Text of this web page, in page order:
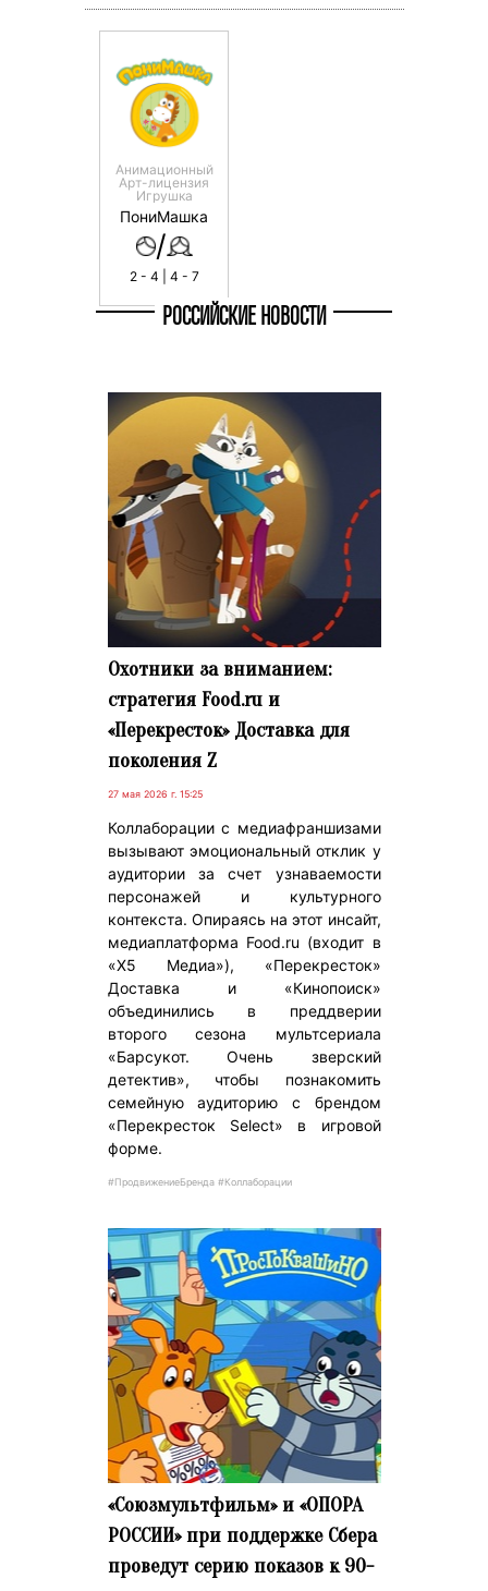
Анимационный
Арт-лицензия
Игрушка
ПониМашка
/
2 - 4 | 4 - 7
РОССИЙСКИЕ НОВОСТИ
Охотники за вниманием:
стратегия Food.ru и
«Перекресток» Доставка для
поколения Z
27 мая 2026 г. 15:25
Коллаборации с медиафраншизами
вызывают эмоциональный отклик у
аудитории за счет узнаваемости
персонажей и культурного
контекста. Опираясь на этот инсайт,
медиаплатформа Food.ru (входит в
«X5 Медиа»), «Перекресток»
Доставка и «Кинопоиск»
объединились в преддверии
второго сезона мультсериала
«Барсукот. Очень зверский
детектив», чтобы познакомить
семейную аудиторию с брендом
«Перекресток Select» в игровой
форме.
#ПродвижениеБренда #Коллаборации
«Союзмультфильм» и «ОПОРА
РОССИИ» при поддержке Сбера
проведут серию показов к 90-